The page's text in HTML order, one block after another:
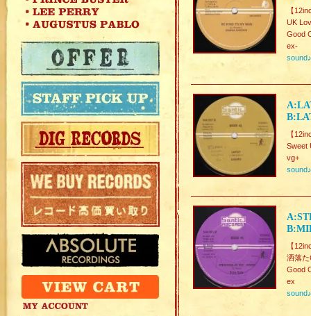
【
UK
Good
ex-
sound♪
【
Sweet
vg+
sound♪
【
洒落た
Good
ex
sound♪